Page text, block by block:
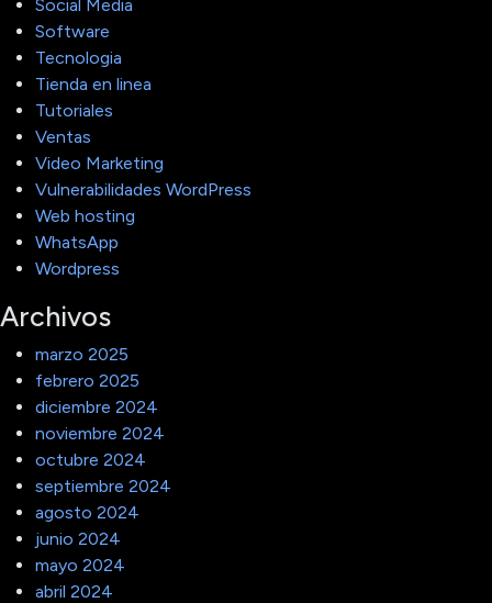
Social Media
Software
Tecnologia
Tienda en linea
Tutoriales
Ventas
Video Marketing
Vulnerabilidades WordPress
Web hosting
WhatsApp
Wordpress
Archivos
marzo 2025
febrero 2025
diciembre 2024
noviembre 2024
octubre 2024
septiembre 2024
agosto 2024
junio 2024
mayo 2024
abril 2024